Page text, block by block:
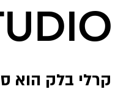
קרלי בלק הוא